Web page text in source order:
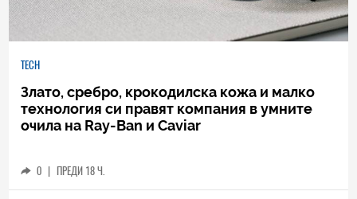
TECH
Злато, сребро, крокодилска кожа и малко
технология си правят компания в умните
очила на Ray-Ban и Caviar
0 | ПРЕДИ 18 Ч.